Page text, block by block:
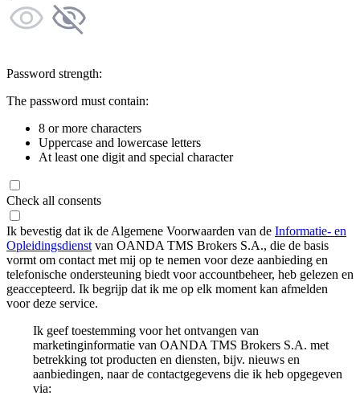
Password strength:
The password must contain:
8 or more characters
Uppercase and lowercase letters
At least one digit and special character
Check all consents
Ik bevestig dat ik de Algemene Voorwaarden van de Informatie- en
Opleidingsdienst van OANDA TMS Brokers S.A., die de basis
vormt om contact met mij op te nemen voor deze aanbieding en
telefonische ondersteuning biedt voor accountbeheer, heb gelezen en
geaccepteerd. Ik begrijp dat ik me op elk moment kan afmelden
voor deze service.
Ik geef toestemming voor het ontvangen van
marketinginformatie van OANDA TMS Brokers S.A. met
betrekking tot producten en diensten, bijv. nieuws en
aanbiedingen, naar de contactgegevens die ik heb opgegeven
via: